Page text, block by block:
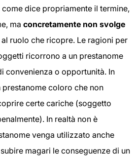
dice propriamente il termine,
ma concretamente non svolge
ruolo che ricopre. Le ragioni per
ricorrono a un prestanome
convenienza o opportunità. In
coloro che non
certe cariche (soggetto
In realtà non è
venga utilizzato anche
magari le conseguenze di un